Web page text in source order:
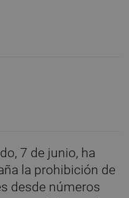
7 de junio, ha
la prohibición de
desde números